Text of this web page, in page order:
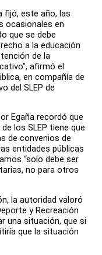
fijó, este año, las
ocasionales en
que se debe
a la educación
de la
afirmó el
en compañía de
del SLEP de
Egaña recordó que
los SLEP tiene que
de convenios de
entidades públicas
“solo debe ser
no para otros
la autoridad valoró
y Recreación
una situación, que si
que la situación